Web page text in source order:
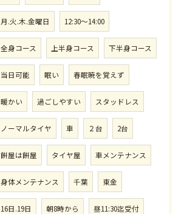
月.火.木.金曜日 12:30〜14:00
全身コース 上半身コース 下半身コース
当日可能 眠い 春眠暁を覚えず
暖かい 過ごしやすい スタッドレス
ノーマルタイヤ 車 ２台 2台
餅屋は餅屋 タイヤ屋 車メンテナンス
身体メンテナンス 千葉 東金
16日.19日 朝8時から 昼11:30迄受付